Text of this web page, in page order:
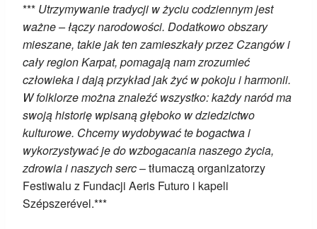
*** Utrzymywanie tradycji w życiu codziennym jest
ważne – łączy narodowości. Dodatkowo obszary
mieszane, takie jak ten zamieszkały przez Czangów i
cały region Karpat, pomagają nam zrozumieć
człowieka i dają przykład jak żyć w pokoju i harmonii.
W folklorze można znaleźć wszystko: każdy naród ma
swoją historię wpisaną głęboko w dziedzictwo
kulturowe. Chcemy wydobywać te bogactwa i
wykorzystywać je do wzbogacania naszego życia,
zdrowia i naszych serc– tłumaczą organizatorzy
Festiwalu z Fundacji Aeris Futuro i kapeli
Szépszerével.***